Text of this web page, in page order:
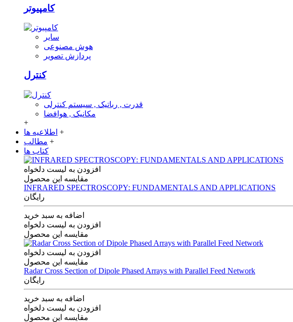
کامپیوتر
سایر
هوش مصنوعی
پردازش تصویر
کنترل
قدرت , رباتیک , سیستم کنترلی
مکانیک , هوافضا
+
اطلاعیه ها +
مطالب +
کتاب ها
افزودن به لیست دلخواه
مقایسه این محصول
INFRARED SPECTROSCOPY: FUNDAMENTALS AND APPLICATIONS
رایگان
اضافه به سبد خرید
افزودن به لیست دلخواه
مقایسه این محصول
افزودن به لیست دلخواه
مقایسه این محصول
Radar Cross Section of Dipole Phased Arrays with Parallel Feed Network
رایگان
اضافه به سبد خرید
افزودن به لیست دلخواه
مقایسه این محصول